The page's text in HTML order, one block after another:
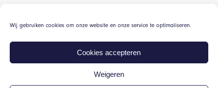
Wij gebruiken cookies om onze website en onze service te optimaliseren.
Cookies accepteren
Weigeren